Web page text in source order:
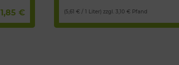
€ (5,61 € / 1 Liter) zzgl. 3,10 € Pfand